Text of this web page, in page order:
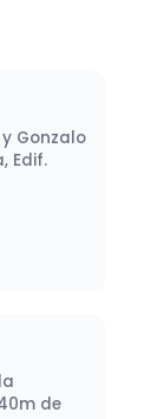
Gonzalo
Edif.
de